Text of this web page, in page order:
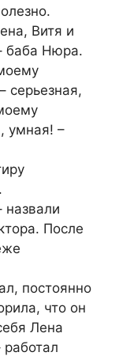
Витя и
баба Нюра.
серьезная,
умная! –
назвали
После
постоянно
что он
Лена